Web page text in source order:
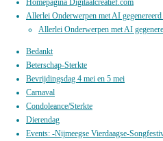
Allerlei Onderwerpen met AI
Allerlei Onderwerpen met AI
Bedankt
Beterschap-Sterkte
Bevrijdingsdag 4 mei en 5 mei
Carnaval
Condoleance/Sterkte
Dierendag
Events: -Nijmeegse Vierdaagse-